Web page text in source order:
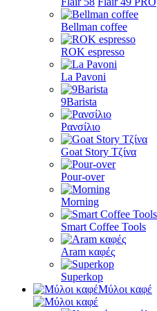
Bellman coffee
ROK espresso
La Pavoni
9Barista
Ρανσίλιο
Goat Story Τζίνα
Pour-over
Morning
Smart Coffee Tools
Aram καφές
Superkop
Μύλοι καφέ